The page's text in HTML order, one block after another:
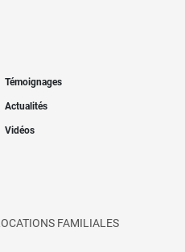
Témoignages
Actualités
Vidéos
FAMILIALES